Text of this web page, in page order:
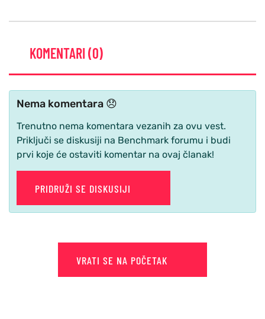
KOMENTARI (0)
Nema komentara 😞
Trenutno nema komentara vezanih za ovu vest.
Priključi se diskusiji na Benchmark forumu i budi
prvi koje će ostaviti komentar na ovaj članak!
PRIDRUŽI SE DISKUSIJI
VRATI SE NA POČETAK